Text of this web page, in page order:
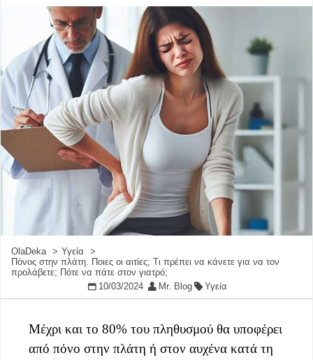
OlaDeka
Υγεία
Πόνος στην πλάτη. Ποιες οι αιτίες; Τι πρέπει να κάνετε για να τον
προλάβετε; Πότε να πάτε στον γιατρό;
10/03/2024
Mr. Blog Υγεία
Μέχρι και το 80% του πληθυσμού θα υποφέρει
από πόνο στην πλάτη ή στον αυχένα κατά τη